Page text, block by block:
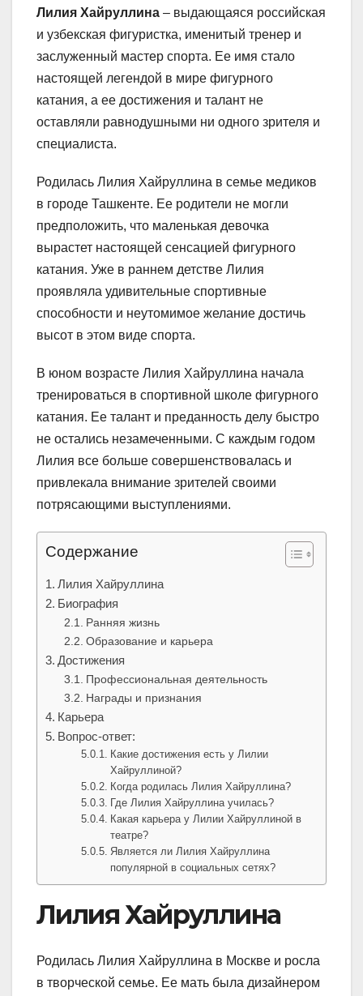
Лилия Хайруллина – выдающаяся российская
и узбекская фигуристка, именитый тренер и
заслуженный мастер спорта. Ее имя стало
настоящей легендой в мире фигурного
катания, а ее достижения и талант не
оставляли равнодушными ни одного зрителя и
специалиста.
Родилась Лилия Хайруллина в семье медиков
в городе Ташкенте. Ее родители не могли
предположить, что маленькая девочка
вырастет настоящей сенсацией фигурного
катания. Уже в раннем детстве Лилия
проявляла удивительные спортивные
способности и неутомимое желание достичь
высот в этом виде спорта.
В юном возрасте Лилия Хайруллина начала
тренироваться в спортивной школе фигурного
катания. Ее талант и преданность делу быстро
не остались незамеченными. С каждым годом
Лилия все больше совершенствовалась и
привлекала внимание зрителей своими
потрясающими выступлениями.
Содержание
Лилия Хайруллина
Биография
Ранняя жизнь
Образование и карьера
Достижения
Профессиональная деятельность
Награды и признания
Карьера
Вопрос-ответ:
Какие достижения есть у Лилии
Хайруллиной?
Когда родилась Лилия Хайруллина?
Где Лилия Хайруллина училась?
Какая карьера у Лилии Хайруллиной в
театре?
Является ли Лилия Хайруллина
популярной в социальных сетях?
Лилия Хайруллина
Родилась Лилия Хайруллина в Москве и росла
в творческой семье. Ее мать была дизайнером